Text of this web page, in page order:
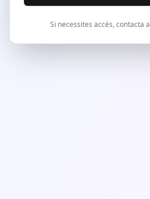
Si necessites accés, contacta